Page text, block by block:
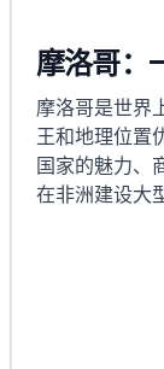
摩洛哥：
摩洛哥是世界
王和地理位置
国家的魅力、
在非洲建设大